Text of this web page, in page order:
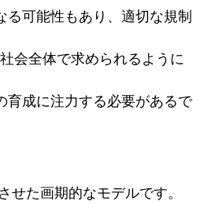
可能性もあり、適切な規制
会全体で求められるように
育成に注力する必要があるで
た画期的なモデルです。